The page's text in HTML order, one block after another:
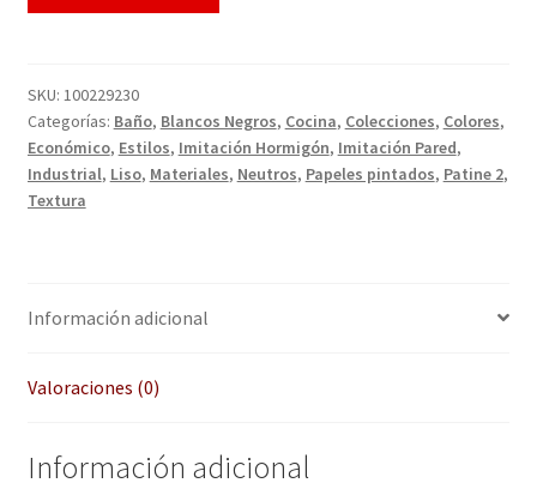
Términos de uso
Tienda
SKU: 100229230
Categorías: Baño, Blancos Negros, Cocina, Colecciones, Colores,
Económico, Estilos, Imitación Hormigón, Imitación Pared,
Industrial, Liso, Materiales, Neutros, Papeles pintados, Patine 2,
Textura
Información adicional
Valoraciones (0)
Información adicional